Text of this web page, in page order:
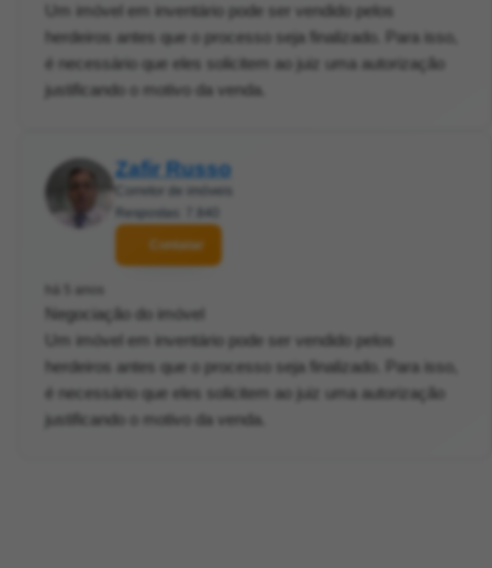
Um imóvel em inventário pode ser vendido pelos
herdeiros antes que o processo seja finalizado. Para isso,
é necessário que eles solicitem ao juiz uma autorização
justificando o motivo da venda.
Zafir Russo
Contatar
Negociação do imóvel
Um imóvel em inventário pode ser vendido pelos
herdeiros antes que o processo seja finalizado. Para isso,
é necessário que eles solicitem ao juiz uma autorização
justificando o motivo da venda.